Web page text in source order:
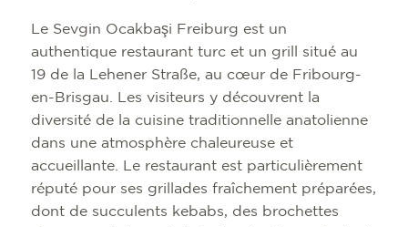
Le Sevgin Ocakbaşi Freiburg est un
authentique restaurant turc et un grill situé au
19 de la Lehener Straße, au cœur de Fribourg-
en-Brisgau. Les visiteurs y découvrent la
diversité de la cuisine traditionnelle anatolienne
dans une atmosphère chaleureuse et
accueillante. Le restaurant est particulièrement
réputé pour ses grillades fraîchement préparées,
dont de succulents kebabs, des brochettes